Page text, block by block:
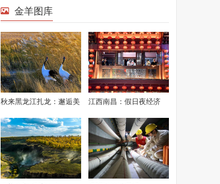
金羊图库
秋来黑龙江扎龙：邂逅美
丽丹顶鹤
江西南昌：假日夜经济
繁华有活力